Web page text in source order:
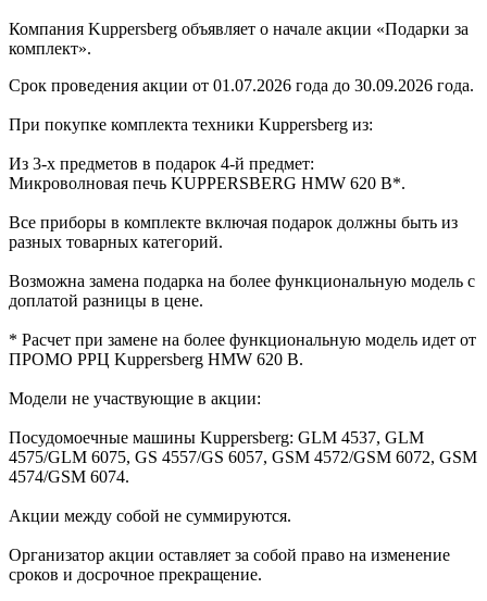
Компания Kuppersberg объявляет о начале акции «Подарки за
комплект».
Срок проведения акции от 01.07.2026 года до 30.09.2026 года.
При покупке комплекта техники Kuppersberg из:
Из 3-х предметов в подарок 4-й предмет:
Микроволновая печь KUPPERSBERG HMW 620 B*.
Все приборы в комплекте включая подарок должны быть из
разных товарных категорий.
Возможна замена подарка на более функциональную модель с
доплатой разницы в цене.
* Расчет при замене на более функциональную модель идет от
ПРОМО РРЦ Kuppersberg HMW 620 B.
Модели не участвующие в акции:
Посудомоечные машины Kuppersberg: GLM 4537, GLM
4575/GLM 6075, GS 4557/GS 6057, GSM 4572/GSM 6072, GSM
4574/GSM 6074.
Акции между собой не суммируются.
Организатор акции оставляет за собой право на изменение
сроков и досрочное прекращение.